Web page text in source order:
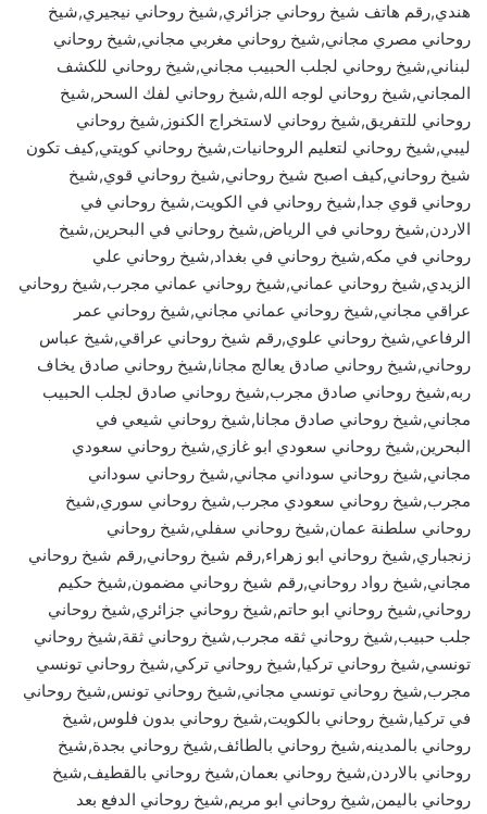
هندي,رقم هاتف شيخ روحاني جزائري,شيخ روحاني نيجيري,شيخ
روحاني مصري مجاني,شيخ روحاني مغربي مجاني,شيخ روحاني
لبناني,شيخ روحاني لجلب الحبيب مجاني,شيخ روحاني للكشف
المجاني,شيخ روحاني لوجه الله,شيخ روحاني لفك السحر,شيخ
روحاني للتفريق,شيخ روحاني لاستخراج الكنوز,شيخ روحاني
ليبي,شيخ روحاني لتعليم الروحانيات,شيخ روحاني كويتي,كيف تكون
شيخ روحاني,كيف اصبح شيخ روحاني,شيخ روحاني قوي,شيخ
روحاني قوي جدا,شيخ روحاني في الكويت,شيخ روحاني في
الاردن,شيخ روحاني في الرياض,شيخ روحاني في البحرين,شيخ
روحاني في مكه,شيخ روحاني في بغداد,شيخ روحاني علي
الزيدي,شيخ روحاني عماني,شيخ روحاني عماني مجرب,شيخ روحاني
عراقي مجاني,شيخ روحاني عماني مجاني,شيخ روحاني عمر
الرفاعي,شيخ روحاني علوي,رقم شيخ روحاني عراقي,شيخ عباس
روحاني,شيخ روحاني صادق يعالج مجانا,شيخ روحاني صادق يخاف
ربه,شيخ روحاني صادق مجرب,شيخ روحاني صادق لجلب الحبيب
مجاني,شيخ روحاني صادق مجانا,شيخ روحاني شيعي في
البحرين,شيخ روحاني سعودي ابو غازي,شيخ روحاني سعودي
مجاني,شيخ روحاني سوداني مجاني,شيخ روحاني سوداني
مجرب,شيخ روحاني سعودي مجرب,شيخ روحاني سوري,شيخ
روحاني سلطنة عمان,شيخ روحاني سفلي,شيخ روحاني
زنجباري,شيخ روحاني ابو زهراء,رقم شيخ روحاني,رقم شيخ روحاني
مجاني,شيخ رواد روحاني,رقم شيخ روحاني مضمون,شيخ حكيم
روحاني,شيخ روحاني ابو حاتم,شيخ روحاني جزائري,شيخ روحاني
جلب حبيب,شيخ روحاني ثقه مجرب,شيخ روحاني ثقة,شيخ روحاني
تونسي,شيخ روحاني تركيا,شيخ روحاني تركي,شيخ روحاني تونسي
مجرب,شيخ روحاني تونسي مجاني,شيخ روحاني تونس,شيخ روحاني
في تركيا,شيخ روحاني بالكويت,شيخ روحاني بدون فلوس,شيخ
روحاني بالمدينه,شيخ روحاني بالطائف,شيخ روحاني بجدة,شيخ
روحاني بالاردن,شيخ روحاني بعمان,شيخ روحاني بالقطيف,شيخ
روحاني باليمن,شيخ روحاني ابو مريم,شيخ روحاني الدفع بعد